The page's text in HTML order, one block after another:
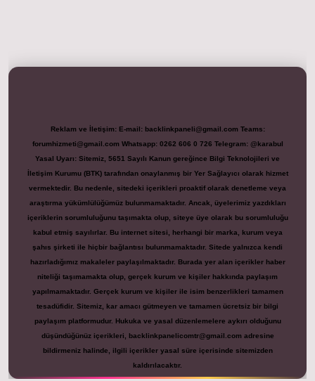
Reklam ve İletişim: E-mail: backlinkpaneli@gmail.com Teams:
forumhizmeti@gmail.com Whatsapp: 0262 606 0 726 Telegram: @karabul
Yasal Uyarı: Sitemiz, 5651 Sayılı Kanun gereğince Bilgi Teknolojileri ve
İletişim Kurumu (BTK) tarafından onaylanmış bir Yer Sağlayıcı olarak hizmet
vermektedir. Bu nedenle, sitedeki içerikleri proaktif olarak denetleme veya
araştırma yükümlülüğümüz bulunmamaktadır. Ancak, üyelerimiz yazdıkları
içeriklerin sorumluluğunu taşımakta olup, siteye üye olarak bu sorumluluğu
kabul etmiş sayılırlar. Bu internet sitesi, herhangi bir marka, kurum veya
şahıs şirketi ile hiçbir bağlantısı bulunmamaktadır. Sitede yalnızca kendi
hazırladığımız makaleler paylaşılmaktadır. Burada yer alan içerikler haber
niteliği taşımamakta olup, gerçek kurum ve kişiler hakkında paylaşım
yapılmamaktadır. Gerçek kurum ve kişiler ile isim benzerlikleri tamamen
tesadüfidir. Sitemiz, kar amacı gütmeyen ve tamamen ücretsiz bir bilgi
paylaşım platformudur. Hukuka ve yasal düzenlemelere aykırı olduğunu
düşündüğünüz içerikleri,
backlinkpanelicomtr@gmail.com adresine
bildirmeniz halinde, ilgili içerikler yasal süre içerisinde sitemizden
kaldırılacaktır.